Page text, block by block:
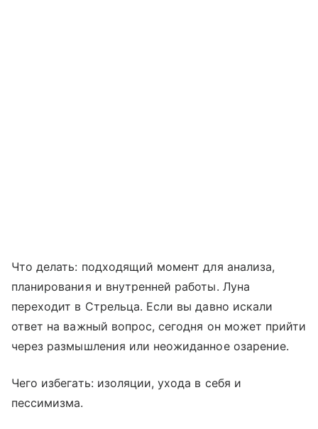
Что делать: подходящий момент для анализа,
планирования и внутренней работы. Луна
переходит в Стрельца. Если вы давно искали
ответ на важный вопрос, сегодня он может прийти
через размышления или неожиданное озарение.
Чего избегать: изоляции, ухода в себя и
пессимизма.